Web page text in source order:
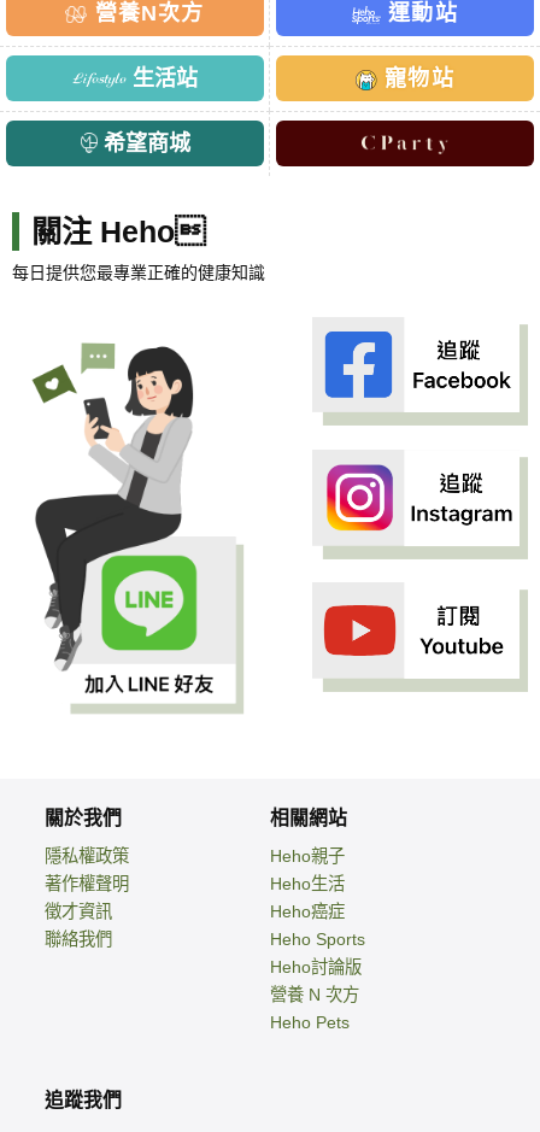
營養N次方 運動站
生活站 寵物站
希望商城
關注 Heho
每日提供您最專業正確的健康知識
關於我們
隱私權政策
著作權聲明
徵才資訊
聯絡我們
相關網站
Heho親子
Heho生活
Heho癌症
Heho Sports
Heho討論版
營養 N 次方
Heho Pets
追蹤我們